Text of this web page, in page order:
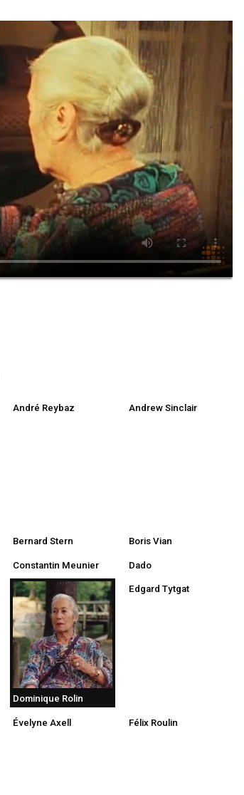
André Reybaz Andrew Sinclair
Bernard Stern Boris Vian
Constantin Meunier Dado
Dominique Rolin
Edgard Tytgat
Évelyne Axell Félix Roulin